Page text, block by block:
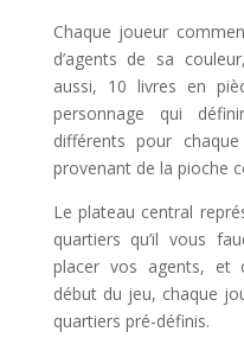
Chaque joueur
d’agents de sa
aussi, 10 livres en
personnage qui
différents pour
provenant de la pioche
Le plateau central
quartiers qu’il vous
placer vos agents, et
début du jeu, chaque
quartiers pré-définis.